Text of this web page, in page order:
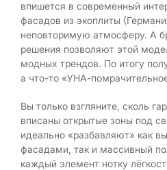
впишется в современный
фасадов из экоплиты
неповторимую атмосферу. А
решения позволяют этой
модных трендов. По итогу
а что-то «УНА-
Вы только взгляните, сколь
вписаны открытые зоны под
идеально «разбавляют» как
фасадами, так и массивный
каждый элемент нотку